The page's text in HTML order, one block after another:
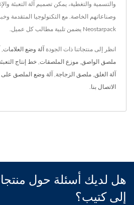
والتسمية والتغطية، يمكن تصميم آلة التعبئة
Neostarpack يضمن تلبية مطالب كل عميل.
انظر إلى منتجاتنا ذات الجودة آلة وضع العلامات
ملصق الواصق موزع الملصقات خط إنتاج
آلة الغلق ملصق الزجاجة آلة وضع الملصق على
الاتصال بنا
هل لديك أسئلة حول
إلى كتيب؟